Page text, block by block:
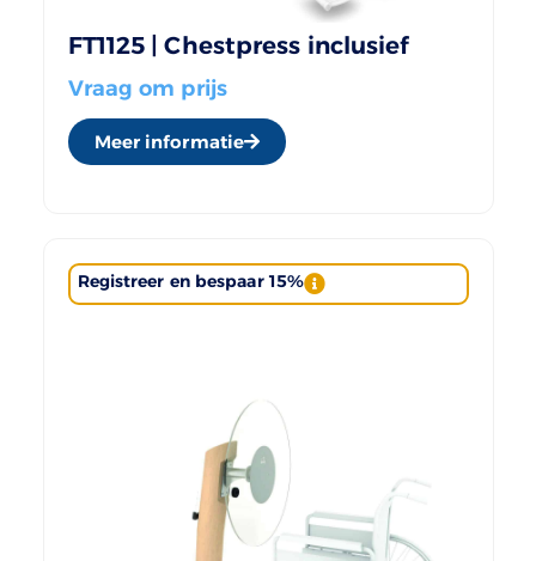
FT1125 | Chestpress inclusief
Vraag om prijs
Meer informatie
Registreer en bespaar 15%